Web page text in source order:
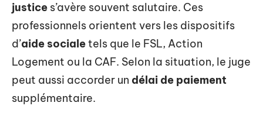
justice s’avère souvent salutaire. Ces
professionnels orientent vers les dispositifs
d’aide socialetels que le FSL, Action
Logement ou la CAF. Selon la situation, le juge
peut aussi accorder un délai de paiement
supplémentaire.